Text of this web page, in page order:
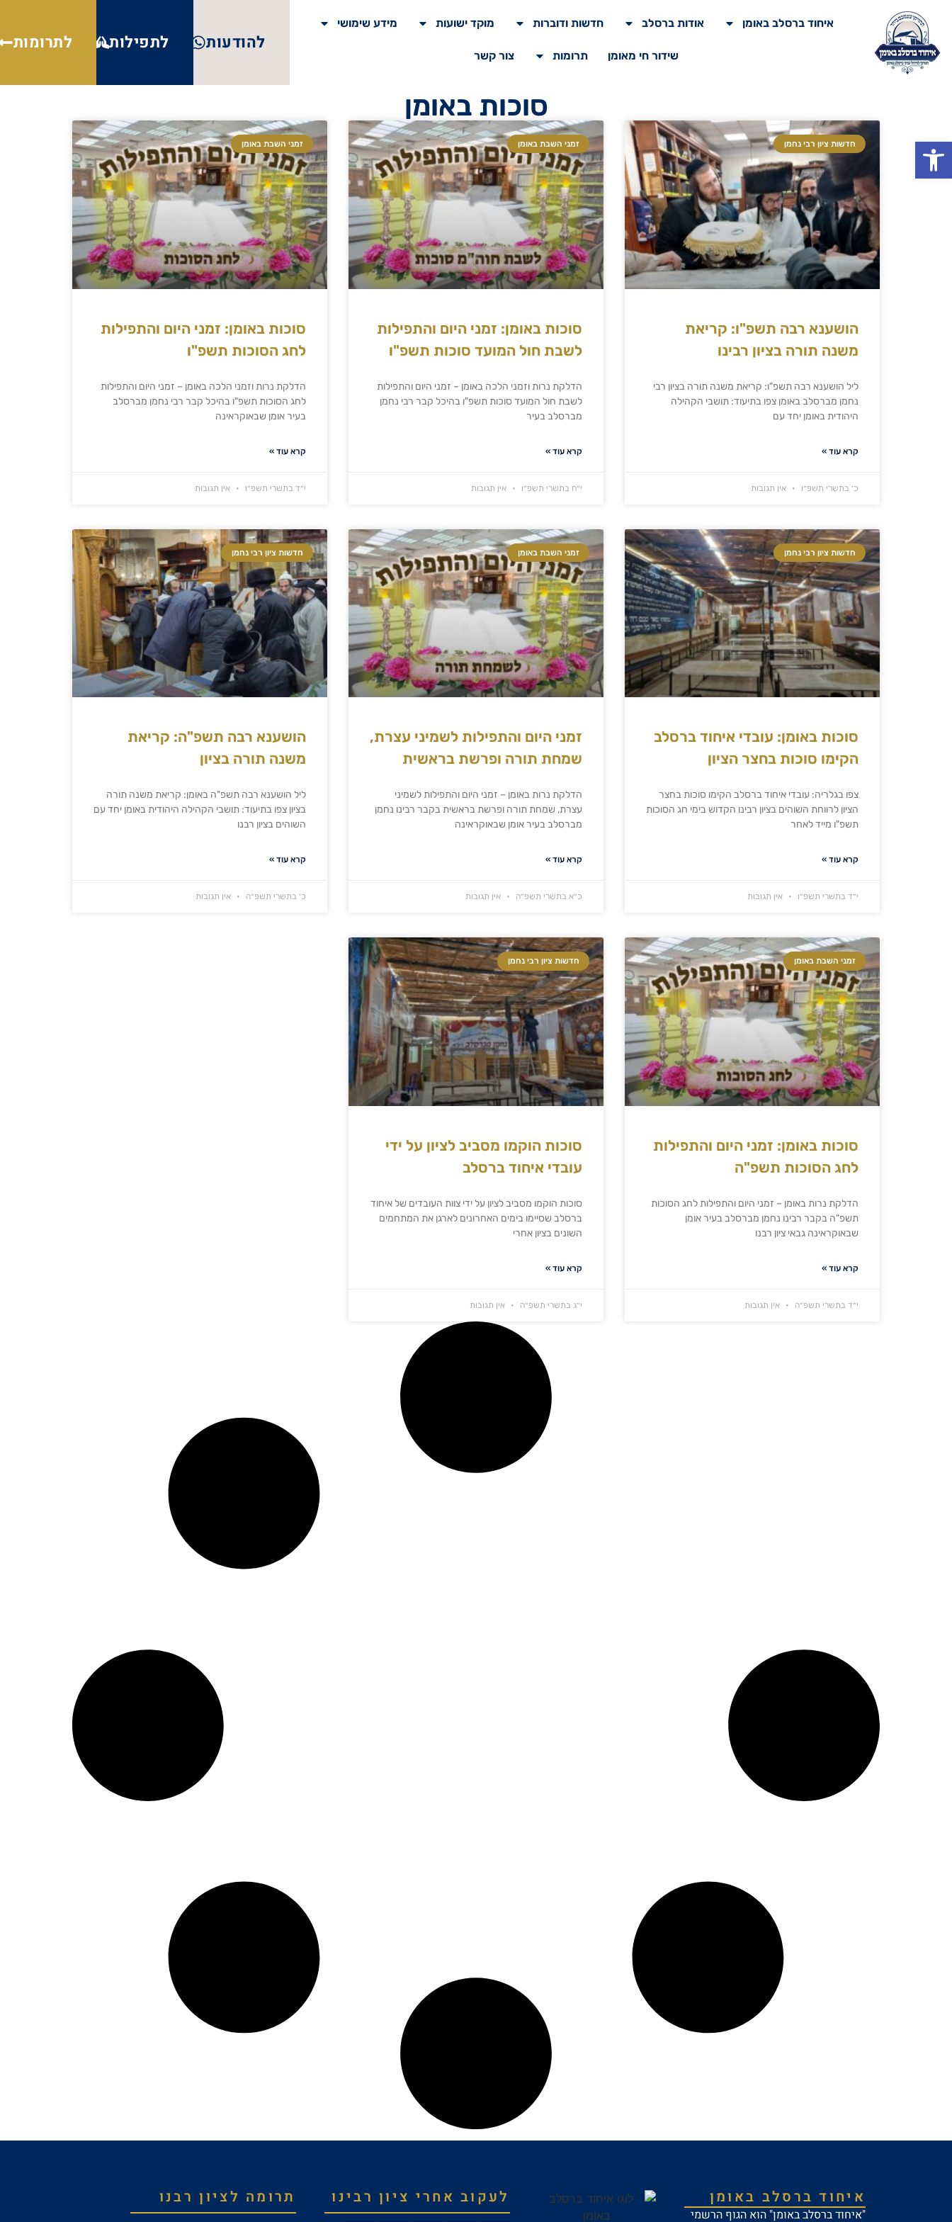
פתח סרגל נגישות
איחוד ברסלב באומן אודות ברסלב חדשות ודוברות מוקד ישועות מידע שימושי
שידור חי מאומן תרומות צור קשר
להודעות לתפילות לתרומות
סוכות באומן
חדשות ציון רבי נחמן
הושענא רבה תשפ"ו: קריאת
משנה תורה בציון רבינו
ליל הושענא רבה תשפ"ו: קריאת משנה תורה בציון רבי
נחמן מברסלב באומן צפו בתיעוד: תושבי הקהילה
היהודית באומן יחד עם
קרא עוד »
כ׳ בתשרי תשפ״ו אין תגובות
זמני השבת באומן
סוכות באומן: זמני היום והתפילות
לשבת חול המועד סוכות תשפ"ו
הדלקת נרות וזמני הלכה באומן – זמני היום והתפילות
לשבת חול המועד סוכות תשפ"ו בהיכל קבר רבי נחמן
מברסלב בעיר
קרא עוד »
י״ח בתשרי תשפ״ו אין תגובות
זמני השבת באומן
סוכות באומן: זמני היום והתפילות
לחג הסוכות תשפ"ו
הדלקת נרות וזמני הלכה באומן – זמני היום והתפילות
לחג הסוכות תשפ"ו בהיכל קבר רבי נחמן מברסלב
בעיר אומן שבאוקראינה
קרא עוד »
י״ד בתשרי תשפ״ו אין תגובות
חדשות ציון רבי נחמן
סוכות באומן: עובדי איחוד ברסלב
הקימו סוכות בחצר הציון
צפו בגלריה: עובדי איחוד ברסלב הקימו סוכות בחצר
הציון לרווחת השוהים בציון רבינו הקדוש בימי חג הסוכות
תשפ"ו מייד לאחר
קרא עוד »
י״ד בתשרי תשפ״ו אין תגובות
זמני השבת באומן
זמני היום והתפילות לשמיני עצרת,
שמחת תורה ופרשת בראשית
הדלקת נרות באומן – זמני היום והתפילות לשמיני
עצרת, שמחת תורה ופרשת בראשית בקבר רבינו נחמן
מברסלב בעיר אומן שבאוקראינה
קרא עוד »
כ״א בתשרי תשפ״ה אין תגובות
חדשות ציון רבי נחמן
הושענא רבה תשפ"ה: קריאת
משנה תורה בציון
ליל הושענא רבה תשפ"ה באומן: קריאת משנה תורה
בציון צפו בתיעוד: תושבי הקהילה היהודית באומן יחד עם
השוהים בציון רבנו
קרא עוד »
כ׳ בתשרי תשפ״ה אין תגובות
זמני השבת באומן
סוכות באומן: זמני היום והתפילות
לחג הסוכות תשפ"ה
הדלקת נרות באומן – זמני היום והתפילות לחג הסוכות
תשפ"ה בקבר רבינו נחמן מברסלב בעיר אומן
שבאוקראינה גבאי ציון רבנו
קרא עוד »
י״ד בתשרי תשפ״ה אין תגובות
חדשות ציון רבי נחמן
סוכות הוקמו מסביב לציון על ידי
עובדי איחוד ברסלב
סוכות הוקמו מסביב לציון על ידי צוות העובדים של איחוד
ברסלב שסיימו בימים האחרונים לארגן את המתחמים
השונים בציון אחרי
קרא עוד »
י״ג בתשרי תשפ״ה אין תגובות
איחוד ברסלב באומן
"איחוד ברסלב באומן" הוא הגוף הרשמי
לעקוב אחרי ציון רבינו תרומה לציון רבנו